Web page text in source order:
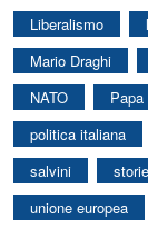
Liberalismo
Mario Draghi
NATO
politica italiana
salvini
storie
unione europea